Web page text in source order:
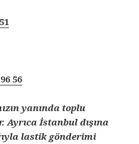
56
yanında toplu
Ayrıca İstanbul dışına
lastik gönderimi